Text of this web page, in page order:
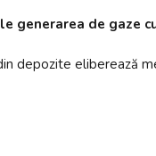
generarea de gaze
depozite eliberează